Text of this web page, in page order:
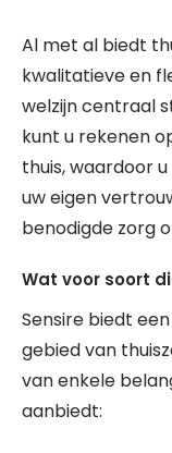
Al met al biedt
kwalitatieve en
welzijn centraal
kunt u rekenen
thuis, waardoor
uw eigen
benodigde zorg
Wat voor soort
Sensire biedt
gebied van
van enkele
aanbiedt: